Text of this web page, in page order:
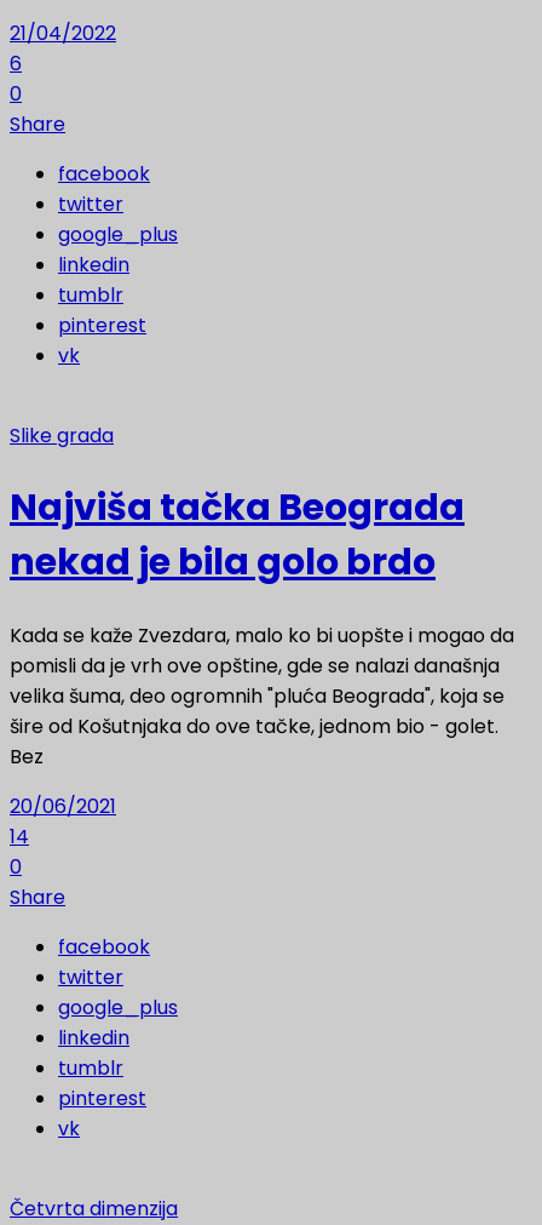
21/04/2022
6
0
Share
facebook
twitter
google_plus
linkedin
tumblr
pinterest
vk
Slike grada
Najviša tačka Beograda
nekad je bila golo brdo
Kada se kaže Zvezdara, malo ko bi uopšte i mogao da
pomisli da je vrh ove opštine, gde se nalazi današnja
velika šuma, deo ogromnih "pluća Beograda", koja se
šire od Košutnjaka do ove tačke, jednom bio - golet.
Bez
20/06/2021
14
0
Share
facebook
twitter
google_plus
linkedin
tumblr
pinterest
vk
Četvrta dimenzija